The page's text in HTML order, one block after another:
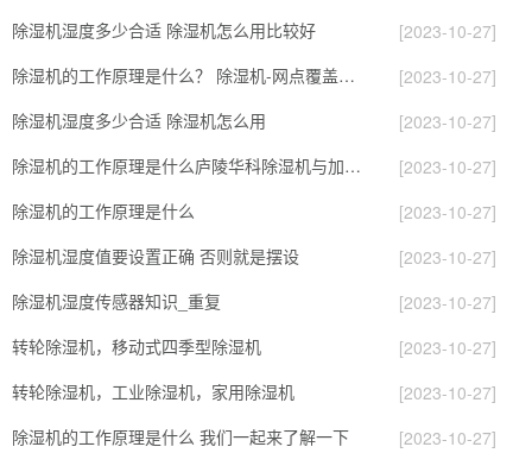
除湿机湿度多少合适 除湿机怎么用比较好
[2023-10-27]
除湿机的工作原理是什么？ 除湿机-网点覆盖全国-专
[2023-10-27]
除湿机湿度多少合适 除湿机怎么用
[2023-10-27]
除湿机的工作原理是什么庐陵华科除湿机与加热器除湿有什么区别
[2023-10-27]
除湿机的工作原理是什么
[2023-10-27]
除湿机湿度值要设置正确 否则就是摆设
[2023-10-27]
除湿机湿度传感器知识_重复
[2023-10-27]
转轮除湿机，移动式四季型除湿机
[2023-10-27]
转轮除湿机，工业除湿机，家用除湿机
[2023-10-27]
除湿机的工作原理是什么 我们一起来了解一下
[2023-10-27]